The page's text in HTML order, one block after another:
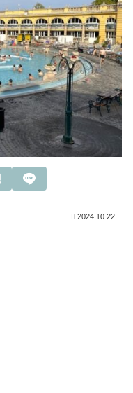
2024.10.22